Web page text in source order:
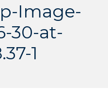
Image-
30-at-
1